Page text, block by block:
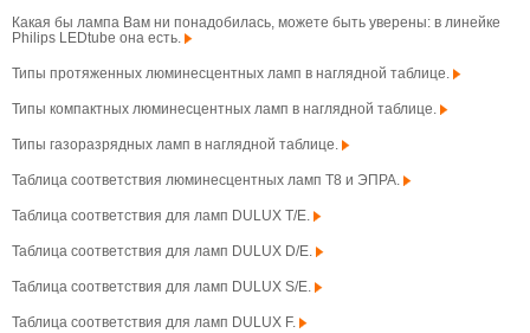
Какая бы лампа Вам ни понадобилась, можете быть уверены: в линейке
Philips LEDtube она есть.
Типы протяженных люминесцентных ламп в наглядной таблице.
Типы компактных люминесцентных ламп в наглядной таблице.
Типы газоразрядных ламп в наглядной таблице.
Таблица соответствия люминесцентных ламп T8 и ЭПРА.
Таблица соответствия для ламп DULUX T/E.
Таблица соответствия для ламп DULUX D/E.
Таблица соответствия для ламп DULUX S/E.
Таблица соответствия для ламп DULUX F.